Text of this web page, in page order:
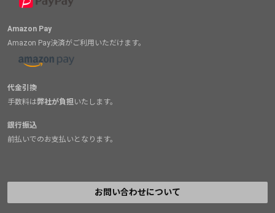
Amazon Pay
Amazon Pay決済がご利用いただけます。
代金引換
手数料は弊社が負担いたします。
銀行振込
前払いでのお支払いとなります。
お問い合わせについて